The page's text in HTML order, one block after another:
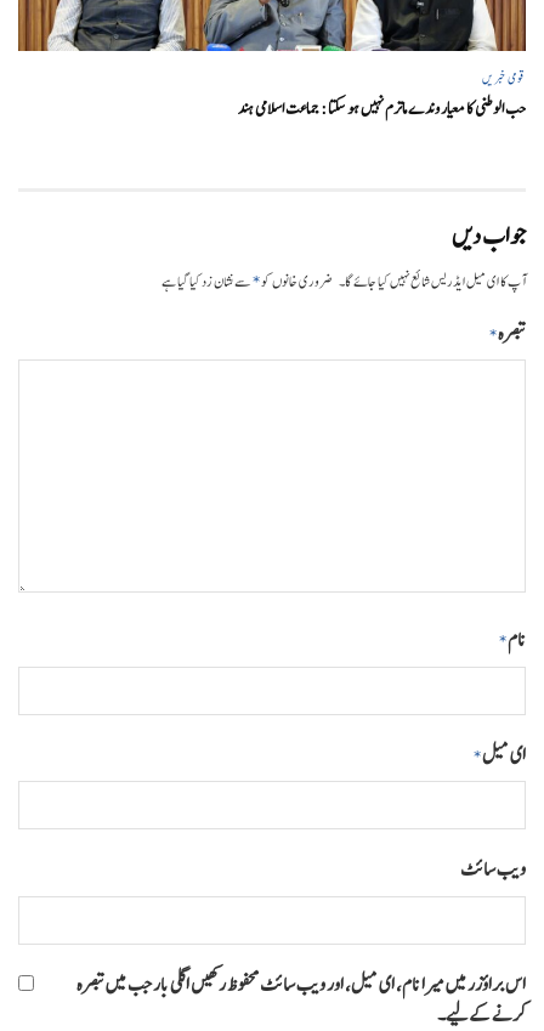
قومی خبریں
حب الوطنی کا معیار وندے ماترم نہیں ہو سکتا : جماعت اسلامی ہند
جواب دیں
آپ کا ای میل ایڈریس شائع نہیں کیا جائے گا۔ ضروری خانوں کو*سے نشان زد کیا گیا ہے
تبصرہ*
نام*
ای میل*
ویب‌ سائٹ
اس براؤزر میں میرا نام، ای میل، اور ویب سائٹ محفوظ رکھیں اگلی بار جب میں تبصرہ
کرنے کےلیے۔